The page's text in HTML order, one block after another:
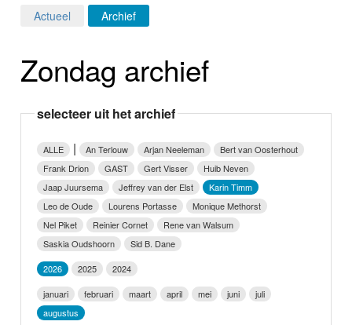
Home
Programma's
Nieuws
Foto's
Video
Webcam
Info
Actueel Archief
Zondag archief
selecteer uit het archief
ALLE | An Terlouw Arjan Neeleman
Bert van Oosterhout
Frank Drion
GAST Gert Visser
Huib Neven
Jaap Juursema
Jeffrey van der Elst
Karin Timm
Leo de Oude
Lourens Portasse
Monique Methorst
Nel Piket
Reinier Cornet
Rene van Walsum
Saskia Oudshoorn
Sid B. Dane
2026
2025
2024
januari
februari maart april mei juni
juli
augustus